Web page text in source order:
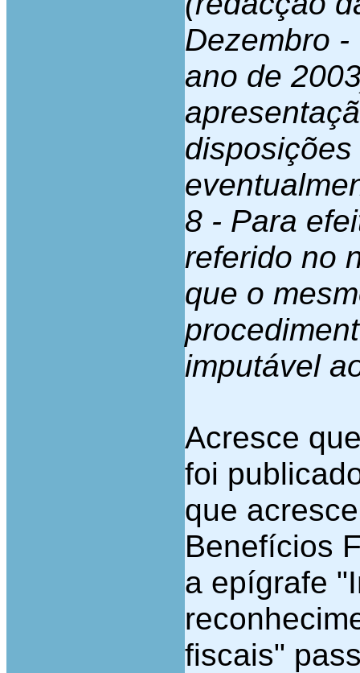
Dezembro
ano de
8 - Para
referido no
que o
imputável
Acresce
foi
que
Benefícios
a epígrafe
fiscais"